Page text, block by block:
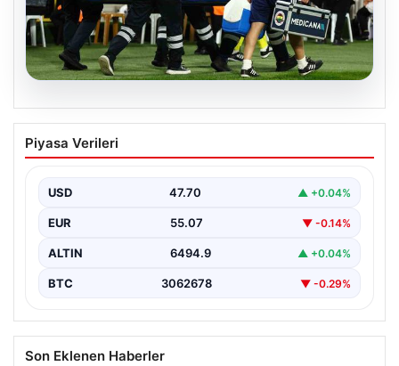
05.08.2026
Fenerbahçe’de Sturm Graz maçında
Oosterwolde’den kahreden haber!
Piyasa Verileri
USD 47.70 ▲ +0.04%
EUR 55.07 ▼ -0.14%
ALTIN 6494.9 ▲ +0.04%
BTC 3062678 ▼ -0.29%
Son Eklenen Haberler